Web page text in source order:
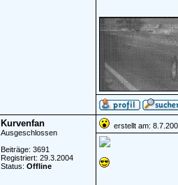
Kurvenfan
Ausgeschlossen
Beiträge: 3691
Registriert: 29.3.2004
Status: Offline
erstellt am: